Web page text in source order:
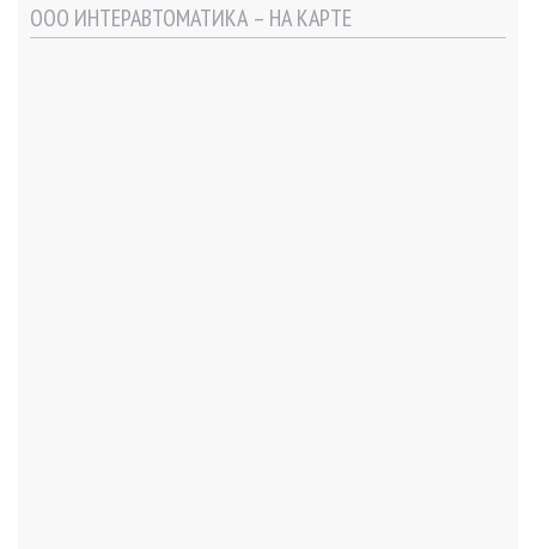
ООО ИНТЕРАВТОМАТИКА – НА КАРТЕ